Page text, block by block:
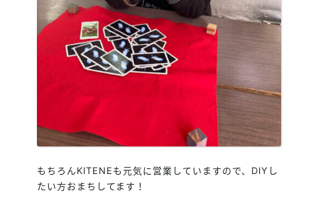
もちろんKITENEも元気に営業していますので、DIYし
たい方おまちしてます！